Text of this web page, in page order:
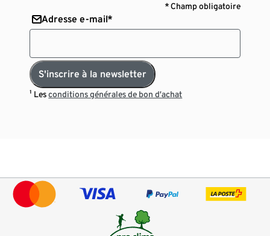
* Champ obligatoire
Adresse e-mail*
S'inscrire à la newsletter
¹ Lesconditions générales de bon d’achat